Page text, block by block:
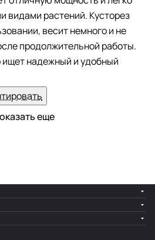
видами растений. Кусторез
весит немного и не
продолжительной работы.
надежный и удобный
еще